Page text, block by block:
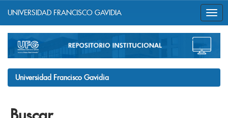
navigation
UNIVERSIDAD FRANCISCO GAVIDIA
Universidad Francisco Gavidia